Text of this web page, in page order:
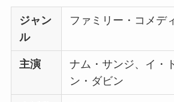
ジャン
ル
ファミリー・コメデ
主演
ナム・サンジ、イ・
ン・ダビン